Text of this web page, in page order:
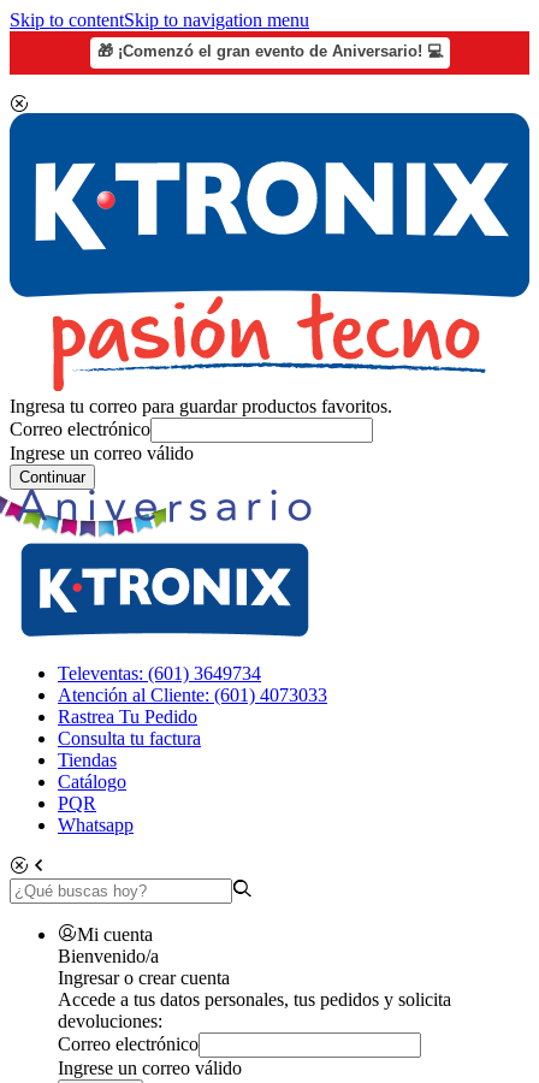
Skip to contentSkip to navigation menu
🎁 ¡Comenzó el gran evento de Aniversario! 💻
Ingresa tu correo para guardar productos favoritos.
Correo electrónico
Ingrese un correo válido
Continuar
Televentas: (601) 3649734
Atención al Cliente: (601) 4073033
Rastrea Tu Pedido
Consulta tu factura
Tiendas
Catálogo
PQR
Whatsapp
Mi cuenta
Bienvenido/a
Ingresar o crear cuenta
Accede a tus datos personales, tus pedidos y solicita
devoluciones:
Correo electrónico
Ingrese un correo válido